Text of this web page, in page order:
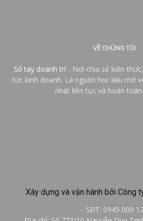
VỀ CHÚNG TÔI
Sổ tay doanh trí - Nơi chia sẻ kiến
tức kinh doanh. Là nguồn học liệu mở
nhật liên tục và hoàn
Xây dựng và vận hành bởi Công
- SĐT: 0945 000